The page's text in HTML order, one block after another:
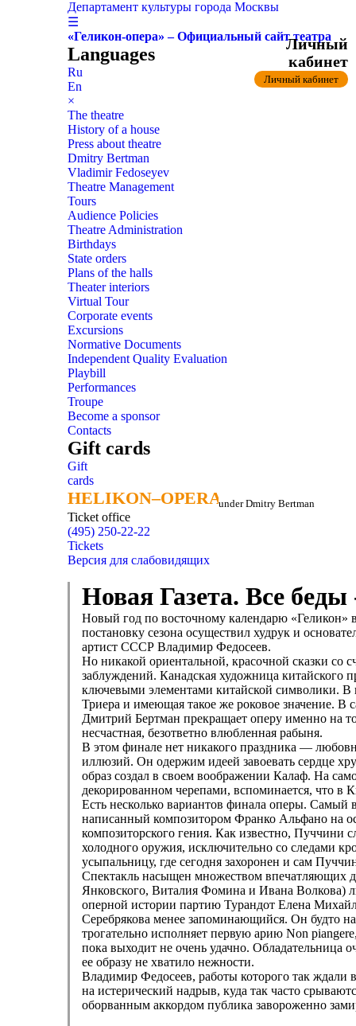
Департамент культуры города Москвы
☰
«Геликон-опера» – Официальный сайт театра
Languages
Ru
En
×
The theatre
History of a house
Press about theatre
Dmitry Bertman
Vladimir Fedoseyev
Theatre Management
Tours
Audience Policies
Theatre Administration
Birthdays
State orders
Plans of the halls
Theater interiors
Virtual Tour
Corporate events
Excursions
Normative Documents
Independent Quality Evaluation
Playbill
Performances
Troupe
Become a sponsor
Contacts
Gift cards
Gift
cards
HELIKON–OPERA
HELIKON–OPERAunder Dmitry Bertman
Ticket office
(495) 250-22-22
Личный
кабинет
Личный кабинет
Tickets
Версия для слабовидящих
Новая Газета. Все
Новый год по восточному календарю «Геликон»
постановку сезона осуществил худрук и
артист СССР Владимир Федосеев.
Но никакой ориентальной, красочной сказки со
заблуждений. Канадская художница китайского
ключевыми элементами китайской символики.
Триера и имеющая такое же роковое значение. В
Дмитрий Бертман прекращает оперу именно на
несчастная, безответно влюбленная рабыня.
В этом финале нет никакого праздника —
иллюзий. Он одержим идеей завоевать сердце
образ создал в своем воображении Калаф. На
декорированном черепами, вспоминается, что в
Есть несколько вариантов финала оперы.
написанный композитором Франко Альфано на
композиторского гения. Как известно, Пуччини
холодного оружия, исключительно со следами
усыпальницу, где сегодня захоронен и сам
Спектакль насыщен множеством впечатляющих
Янковского, Виталия Фомина и Ивана Волкова)
оперной истории партию Турандот Елена
Серебрякова менее запоминающийся. Он будто
трогательно исполняет первую арию Non
пока выходит не очень удачно. Обладательница
ее образу не хватило нежности.
Владимир Федосеев, работы которого так ждали
на истерический надрыв, куда так часто
оборванным аккордом публика завороженно